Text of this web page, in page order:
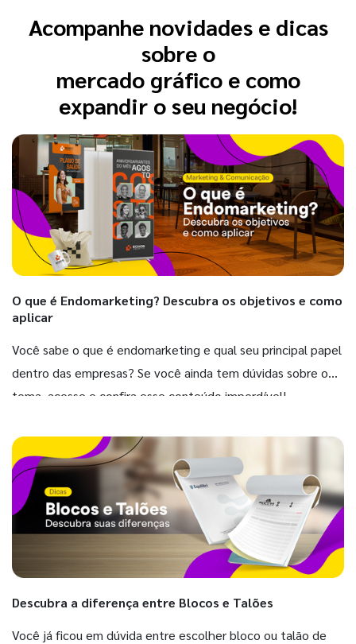
Acompanhe novidades e dicas
sobre o
mercado gráfico e como
expandir o seu negócio!
O que é Endomarketing? Descubra os objetivos e como
aplicar
Você sabe o que é endomarketing e qual seu principal papel
dentro das empresas? Se você ainda tem dúvidas sobre o
tema, acesse e confira esse conteúdo imperdível!
Descubra a diferença entre Blocos e Talões
Você já ficou em dúvida entre escolher bloco ou talão de